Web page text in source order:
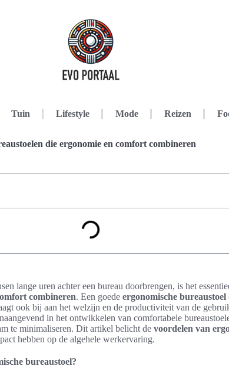
Tuin Lifestyle Mode Reizen
die ergonomie en comfort combineren
lange uren achter een bureau doorbrengen, is het
combineren. Een goede ergonomische bureaustoel
ook bij aan het welzijn en de productiviteit van de
in het ontwikkelen van comfortabele
te minimaliseren. Dit artikel belicht de voordelen van
hebben op de algehele werkervaring.
bureaustoel?